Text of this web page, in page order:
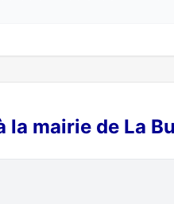
la mairie de La